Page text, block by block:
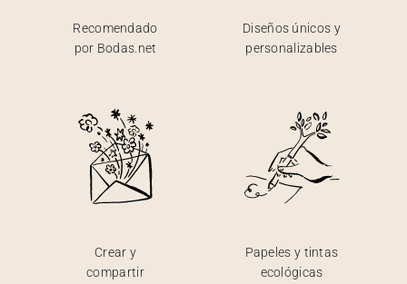
Recomendado
por Bodas.net
Diseños únicos y
personalizables
Crear y
compartir
Papeles y tintas
ecológicas